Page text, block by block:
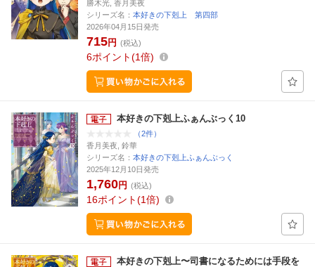
勝木光, 香月美夜
シリーズ名： 本好きの下剋上 第四部
2026年04月15日発売
715円 (税込)
6ポイント 1倍
本好きの下剋上ふぁんぶっく10
（2件）
香月美夜, 鈴華
シリーズ名： 本好きの下剋上ふぁんぶっく
2025年12月10日発売
1,760円 (税込)
16ポイント 1倍
本好きの下剋上〜司書になるためには手段を